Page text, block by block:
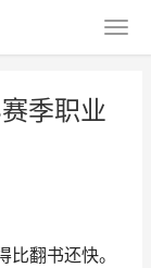
季职业
翻书还快。